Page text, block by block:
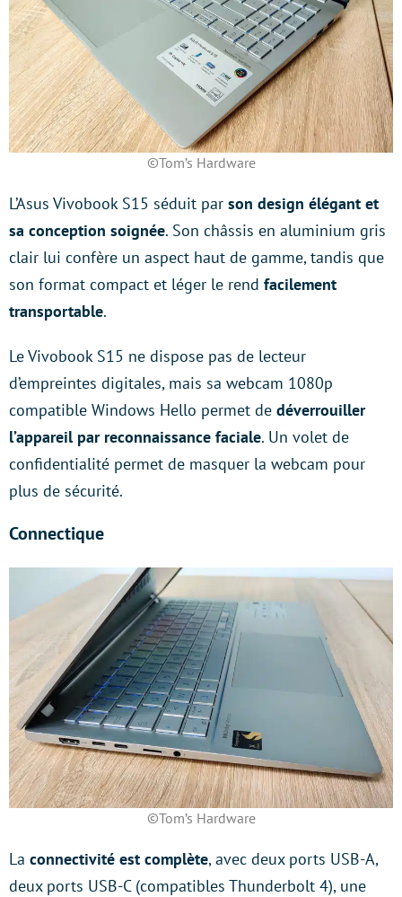
©Tom’s Hardware
L’Asus Vivobook S15 séduit par son design élégant et
sa conception soignée. Son châssis en aluminium gris
clair lui confère un aspect haut de gamme, tandis que
son format compact et léger le rend facilement
transportable.
Le Vivobook S15 ne dispose pas de lecteur
d’empreintes digitales, mais sa webcam 1080p
compatible Windows Hello permet de déverrouiller
l’appareil par reconnaissance faciale. Un volet de
confidentialité permet de masquer la webcam pour
plus de sécurité.
Connectique
©Tom’s Hardware
La connectivité est complète, avec deux ports USB-A,
deux ports USB-C (compatibles Thunderbolt 4), une